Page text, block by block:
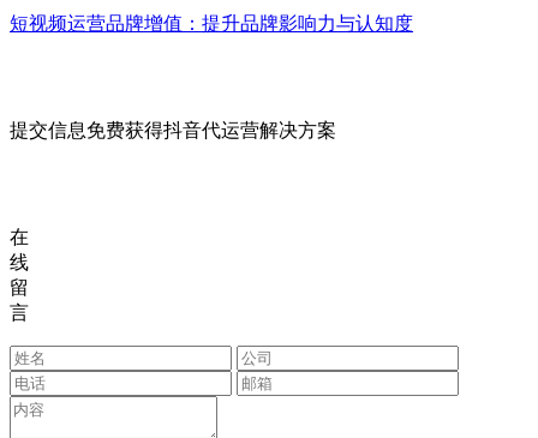
短视频运营品牌增值：提升品牌影响力与认知度
提交信息免费获得抖音代运营解决方案
在
线
留
言